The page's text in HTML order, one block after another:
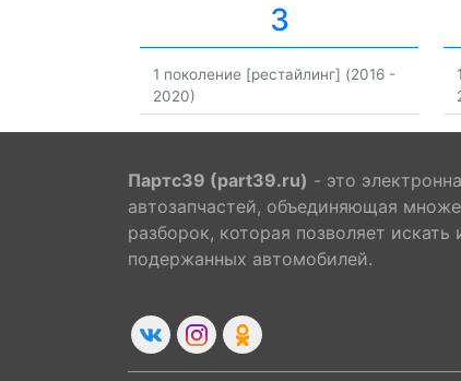
3
1 поколение [рестайлинг] (2016 -
2020)
Партс39 (part39.ru) - это
автозапчастей, объединяющая
разборок, которая позволяет искать
подержанных автомобилей.